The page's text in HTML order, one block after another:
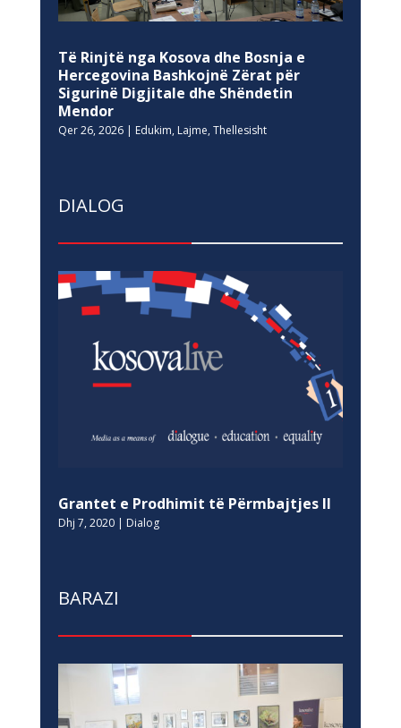
Të Rinjtë nga Kosova dhe Bosnja e
Hercegovina Bashkojnë Zërat për
Sigurinë Digjitale dhe Shëndetin
Mendor
Qer 26, 2026| Edukim, Lajme, Thellesisht
DIALOG
Grantet e Prodhimit të Përmbajtjes II
Dhj 7, 2020| Dialog
BARAZI